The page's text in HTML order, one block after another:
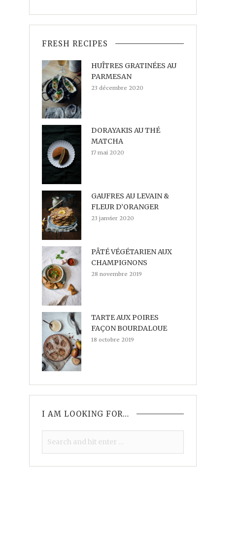
FRESH RECIPES
HUÎTRES GRATINÉES AU
PARMESAN
23 décembre 2020
DORAYAKIS AU THÉ
MATCHA
17 mai 2020
GAUFRES AU LEVAIN &
FLEUR D’ORANGER
23 janvier 2020
PÂTÉ VÉGÉTARIEN AUX
CHAMPIGNONS
28 novembre 2019
TARTE AUX POIRES
FAÇON BOURDALOUE
18 octobre 2019
I AM LOOKING FOR…